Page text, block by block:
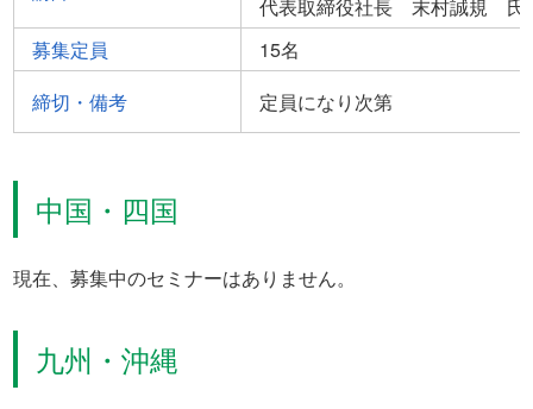
代表取締役社長 末村誠規 氏
募集定員
15名
締切・備考
定員になり次第
中国・四国
現在、募集中のセミナーはありません。
九州・沖縄